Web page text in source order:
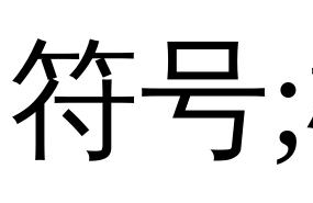
符号